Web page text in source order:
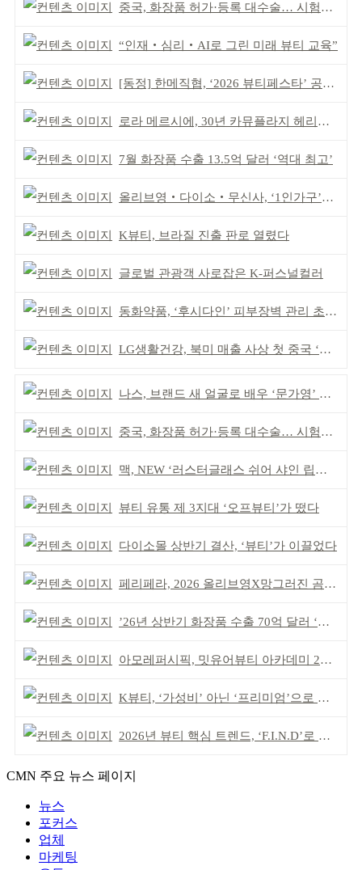
중국, 화장품 허가·등록 대수술… 시험자료 공용 허용
“인재‧심리‧AI로 그린 미래 뷰티 교육”
[동정] 한메직협, ‘2026 뷰티페스타’ 공동 주최
로라 메르시에, 30년 카뮤플라지 헤리티지 담아
7월 화장품 수출 13.5억 달러 ‘역대 최고’
올리브영‧다이소‧무신사, ‘1인가구’가 이끈다
K뷰티, 브라질 진출 판로 열렸다
글로벌 관광객 사로잡은 K-퍼스널컬러
동화약품, ‘후시다인’ 피부장벽 관리 초점 ‘리브랜딩’
LG생활건강, 북미 매출 사상 첫 중국 ‘추월’
나스, 브랜드 새 얼굴로 배우 ‘문가영’ 발탁
중국, 화장품 허가·등록 대수술… 시험자료 공용 허용
맥, NEW ‘러스터글래스 쉬어 샤인 립스틱’ 출시
뷰티 유통 제 3지대 ‘오프뷰티’가 떴다
다이소몰 상반기 결산, ‘뷰티’가 이끌었다
페리페라, 2026 올리브영X망그러진 곰 콜라보
’26년 상반기 화장품 수출 70억 달러 ‘역대 최고’
아모레퍼시픽, 밋유어뷰티 아카데미 2기 발대식
K뷰티, ‘가성비’ 아닌 ‘프리미엄’으로 승부걸어야
2026년 뷰티 핵심 트렌드, ‘F.I.N.D’로 읽는다
CMN 주요 뉴스 페이지
뉴스
포커스
업체
마케팅